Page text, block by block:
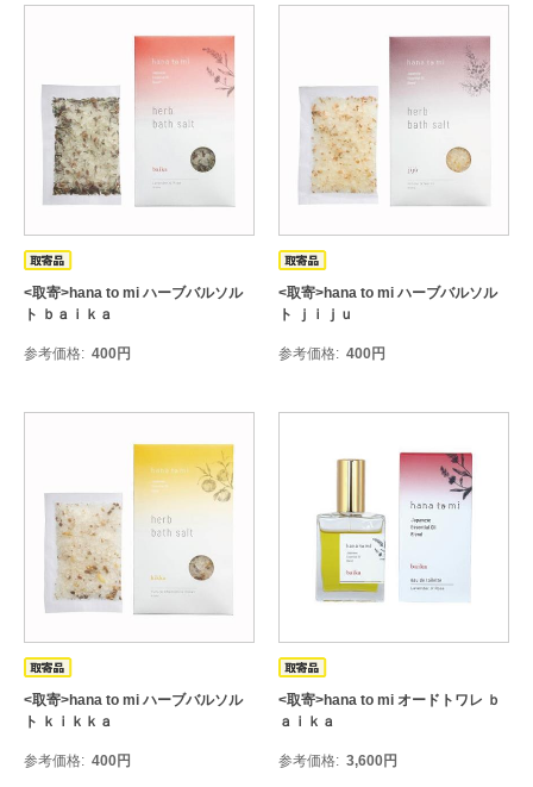
<取寄>hana to mi ハーブバルソル
ト ｂａｉｋａ
参考価格 400円
<取寄>hana to mi ハーブバルソル
ト ｊｉｊｕ
参考価格 400円
<取寄>hana to mi ハーブバルソル
ト ｋｉｋｋａ
参考価格 400円
<取寄>hana to mi オードトワレ ｂ
ａｉｋａ
参考価格 3,600円